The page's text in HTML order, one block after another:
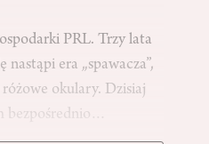
PRL. Trzy lata
era „spawacza”,
różowe okulary. Dzisiaj
bezpośrednio…